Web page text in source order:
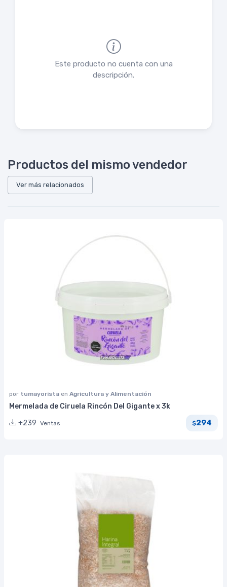
Este producto no cuenta con una
descripción.
Productos del mismo vendedor
Ver más relacionados
por tumayorista en Agricultura y Alimentación
Mermelada de Ciruela Rincón Del Gigante x 3k
+239 Ventas $294